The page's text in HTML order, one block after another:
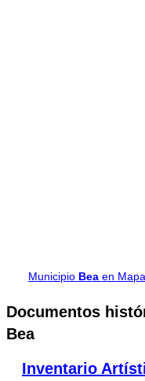
Municipio Bea en
Documentos
Bea
Inventario